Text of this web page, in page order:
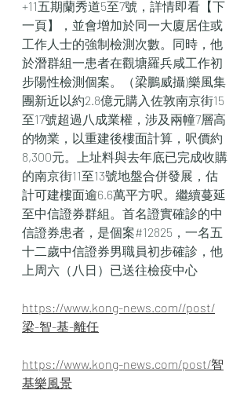
+11五期蘭秀道5至7號，詳情即看【下
一頁】，並會增加於同一大廈居住或
工作人士的強制檢測次數。同時，他
於潛群組一患者在觀塘羅兵咸工作初
步陽性檢測個案。（梁鵬威攝)樂風集
團新近以約2.8億元購入佐敦南京街15
至17號超過八成業權，涉及兩幢7層高
的物業，以重建後樓面計算，呎價約
8,300元。上址料與去年底已完成收購
的南京街11至13號地盤合併發展，估
計可建樓面逾6.6萬平方呎。繼續蔓延
至中信證券群組。首名證實確診的中
信證券患者，是個案#12825，一名五
十二歲中信證券男職員初步確診，他
上周六（八日）已送往檢疫中心
https://www.kong-news.com//post/
梁-智-基-離任
https://www.kong-news.com/post/智
基樂風景